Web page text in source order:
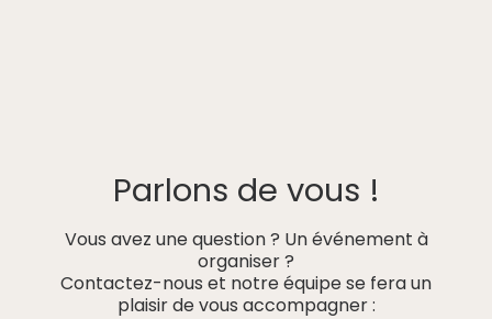
Parlons de vous !
Vous avez une question ? Un événement à
organiser ?
Contactez-nous et notre équipe se fera un
plaisir de vous accompagner :